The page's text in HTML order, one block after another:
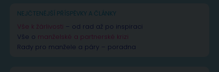
NEJČTENĚJŠÍ PŘÍSPĚVKY A ČLÁNKY
Vše k žárlivosti – od rad až po inspiraci
Vše o manželské a partnerské krizi
Rady pro manžele a páry – poradna